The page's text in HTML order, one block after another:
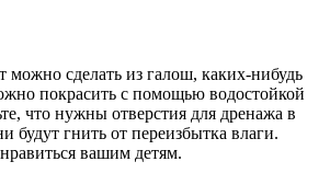
можно сделать из галош, каких-нибудь
покрасить с помощью водостойкой
что нужны отверстия для дренажа в
будут гнить от переизбытка влаги.
вашим детям.